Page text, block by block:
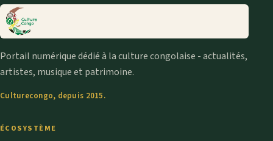
Portail numérique dédié à la culture congolaise - actualités,
artistes, musique et patrimoine.
Culturecongo, depuis 2015.
ÉCOSYSTÈME